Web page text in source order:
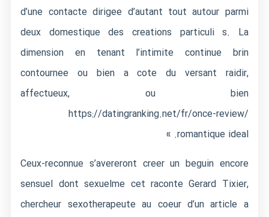
d’une contacte dirigee d’autant tout autour parmi
deux domestique des creations particuli s. La
dimension en tenant l’intimite continue brin
contournee ou bien a cote du versant raidir,
affectueux, ou bien
https://datingranking.net/fr/once-review/
romantique ideal. »
Ceux-reconnue s’avereront creer un beguin encore
sensuel dont sexuelme cet raconte Gerard Tixier,
chercheur sexotherapeute au coeur d’un article a